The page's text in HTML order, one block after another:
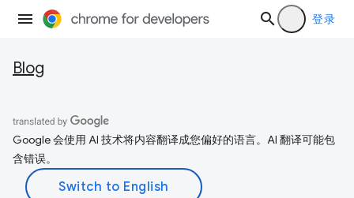
登录
Blog
Google 会使用 AI 技术将内容翻译成您偏好的语言。AI 翻译可能包
含错误。